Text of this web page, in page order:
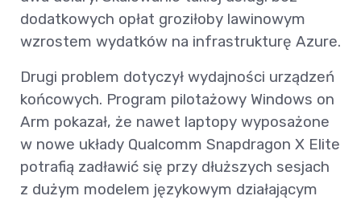
dodatkowych opłat groziłoby lawinowym
wzrostem wydatków na infrastrukturę Azure.
Drugi problem dotyczył wydajności urządzeń
końcowych. Program pilotażowy Windows on
Arm pokazał, że nawet laptopy wyposażone
w nowe układy Qualcomm Snapdragon X Elite
potrafią zadławić się przy dłuższych sesjach
z dużym modelem językowym działającym